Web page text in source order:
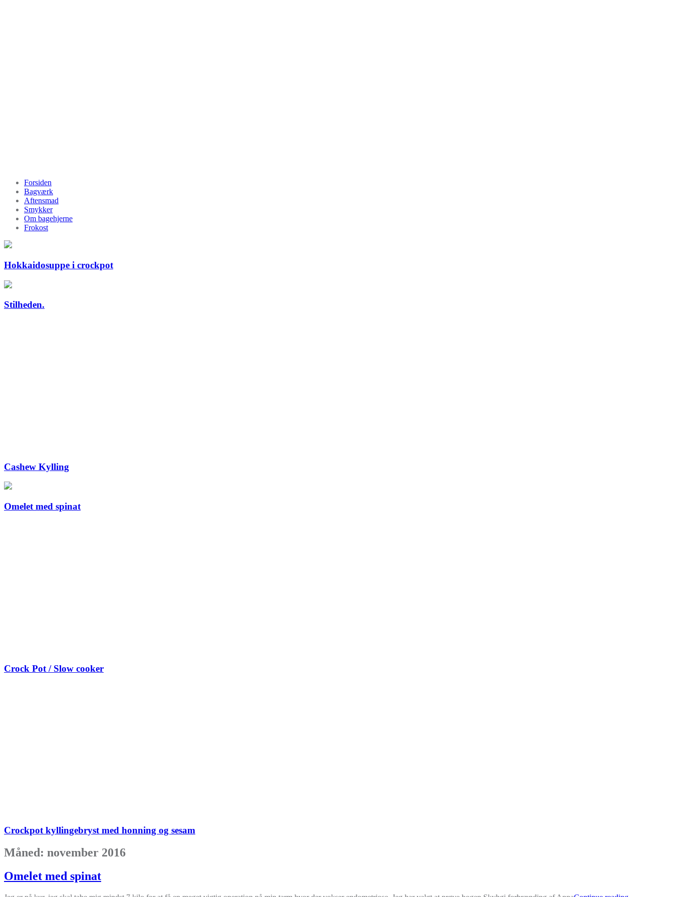
Forsiden
Bagværk
Aftensmad
Smykker
Om bagehjerne
Frokost
Hokkaidosuppe i crockpot
Stilheden.
Cashew Kylling
Omelet med spinat
Crock Pot / Slow cooker
Crockpot kyllingebryst med honning og sesam
Måned: november 2016
Omelet med spinat